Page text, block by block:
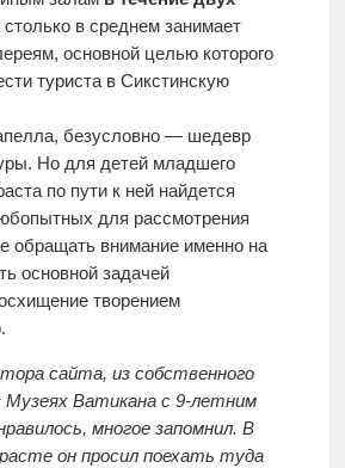
в среднем занимает
основной целью которого
туриста в Сикстинскую
безусловно — шедевр
Но для детей младшего
по пути к ней найдется
для рассмотрения
обращать внимание именно на
основной задачей
творением
сайта, из собственного
Ватикана с 9-летним
многое запомнил. В
он просил поехать туда